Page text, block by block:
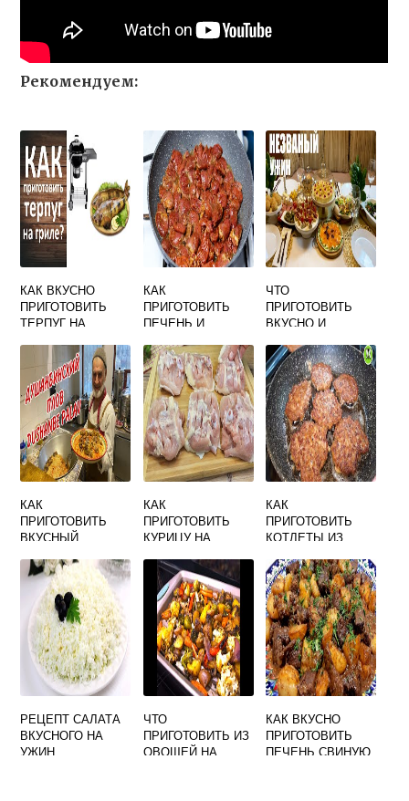
Рекомендуем:
КАК ВКУСНО
ПРИГОТОВИТЬ
ТЕРПУГ НА
КАК
ПРИГОТОВИТЬ
ПЕЧЕНЬ И
ВМЕСТЕ ВКУСНО
ЧТО
ПРИГОТОВИТЬ
ВКУСНО И
КАК
ПРИГОТОВИТЬ
ВКУСНЫЙ
КАК
ПРИГОТОВИТЬ
КУРИЦУ НА
СТОЛ ВКУСНО
КАК
ПРИГОТОВИТЬ
КОТЛЕТЫ ИЗ
ВКУСНО НА
СКОВОРОДЕ
РЕЦЕПТ САЛАТА
ВКУСНОГО НА
УЖИН
ЧТО
ПРИГОТОВИТЬ ИЗ
ОВОЩЕЙ НА
КАК ВКУСНО
ПРИГОТОВИТЬ
ПЕЧЕНЬ СВИНУЮ